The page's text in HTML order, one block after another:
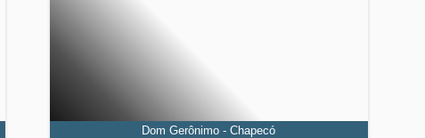
Dom Gerônimo - Chapecó